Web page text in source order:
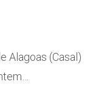
Alagoas (Casal)